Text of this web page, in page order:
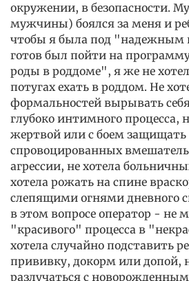
окружении, в безопасности.
мужчины) боялся за меня и
чтобы я была под "надежным
готов был пойти на
роды в роддоме", я же не
потугах ехать в роддом. Не
формальностей вырывать
глубоко интимного процесса,
жертвой или с боем защищать
спровоцированных
агрессии, не хотела
хотела рожать на спине
слепящими огнями дневного
в этом вопросе оператор - не
"красивого" процесса в
хотела случайно подставить
прививку, докорм или допой,
разлучаться с